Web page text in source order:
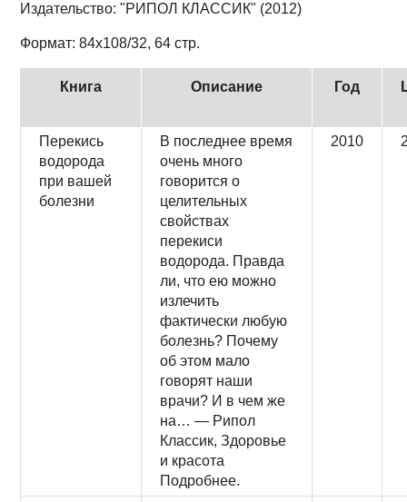
Издательство: "РИПОЛ КЛАССИК" (2012)
Формат: 84x108/32, 64 стр.
Книга Описание Год
Перекись
водорода
при вашей
болезни
В последнее время
очень много
говорится о
целительных
свойствах
перекиси
водорода. Правда
ли, что ею можно
излечить
фактически любую
болезнь? Почему
об этом мало
говорят наши
врачи? И в чем же
на… — Рипол
Классик, Здоровье
и красота
Подробнее.
2010